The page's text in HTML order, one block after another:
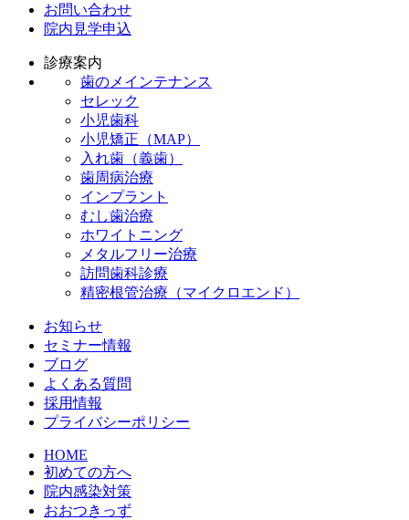
お問い合わせ
院内見学申込
診療案内
歯のメインテナンス
セレック
小児歯科
小児矯正（MAP）
入れ歯（義歯）
歯周病治療
インプラント
むし歯治療
ホワイトニング
メタルフリー治療
訪問歯科診療
精密根管治療（マイクロエンド）
お知らせ
セミナー情報
ブログ
よくある質問
採用情報
プライバシーポリシー
HOME
初めての方へ
院内感染対策
おおつきっず